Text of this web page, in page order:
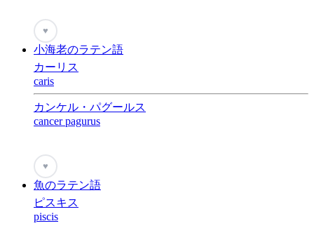
♥
小海老のラテン語
カーリス
caris
カンケル・パグールス
cancer pagurus
♥
魚のラテン語
ピスキス
piscis